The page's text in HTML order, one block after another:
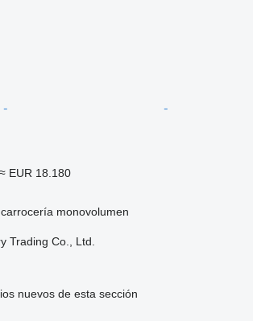
≈ EUR 18.180
monovolumen
Trading Co., Ltd.
nuevos de esta sección